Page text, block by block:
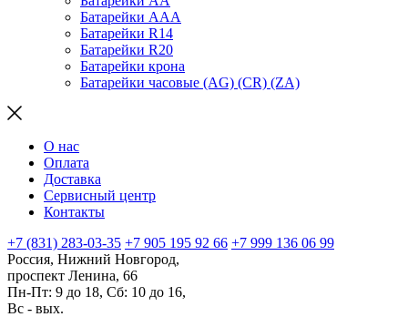
Батарейки AAA
Батарейки R14
Батарейки R20
Батарейки крона
Батарейки часовые (AG) (CR) (ZA)
О нас
Оплата
Доставка
Сервисный центр
Контакты
+7 (831) 283-03-35 +7 905 195 92 66 +7 999 136 06 99
Россия, Нижний Новгород,
проспект Ленина, 66
Пн-Пт: 9 до 18, Сб: 10 до 16,
Вс - вых.